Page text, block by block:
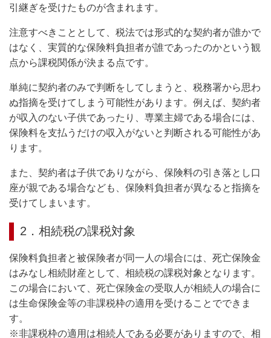
引継ぎを受けたものが含まれます。
注意すべきこととして、税法では形式的な契約者が誰かで
はなく、実質的な保険料負担者が誰であったのかという観
点から課税関係が決まる点です。
単純に契約者のみで判断をしてしまうと、税務署から思わ
ぬ指摘を受けてしまう可能性があります。例えば、契約者
が収入のない子供であったり、専業主婦である場合には、
保険料を支払うだけの収入がないと判断される可能性があ
ります。
また、契約者は子供でありながら、保険料の引き落とし口
座が親である場合なども、保険料負担者が異なると指摘を
受けてしまいます。
2．相続税の課税対象
保険料負担者と被保険者が同一人の場合には、死亡保険金
はみなし相続財産として、相続税の課税対象となります。
この場合において、死亡保険金の受取人が相続人の場合に
は生命保険金等の非課税枠の適用を受けることでできま
す。
※非課税枠の適用は相続人である必要がありますので、相